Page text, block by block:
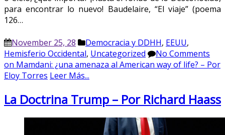
para encontrar lo nuevo! Baudelaire, “El viaje” (poema
126…
November 25, 28 Democracia y DDHH, EEUU,
Hemisferio Occidental, Uncategorized
No Comments
on Mamdani: ¿una amenaza al American way of life? – Por
Eloy Torres Leer Más...
La Doctrina Trump – Por Richard Haass